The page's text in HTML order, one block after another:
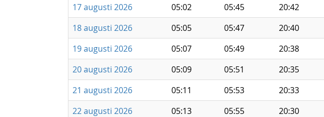
17 augusti 2026
05:02 05:45 20:42
18 augusti 2026
05:05 05:47 20:40
19 augusti 2026
05:07 05:49 20:38
20 augusti 2026
05:09 05:51 20:35
21 augusti 2026
05:11 05:53 20:33
22 augusti 2026
05:13 05:55 20:30